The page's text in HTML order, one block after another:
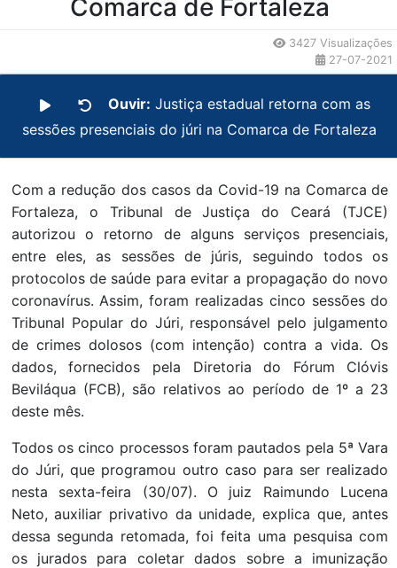
Comarca de Fortaleza
3427 Visualizações
27-07-2021
Ouvir: Justiça estadual retorna com as
sessões presenciais do júri na Comarca de Fortaleza
Com a redução dos casos da Covid-19 na Comarca de
Fortaleza, o Tribunal de Justiça do Ceará (TJCE)
autorizou o retorno de alguns serviços presenciais,
entre eles, as sessões de júris, seguindo todos os
protocolos de saúde para evitar a propagação do novo
coronavírus. Assim, foram realizadas cinco sessões do
Tribunal Popular do Júri, responsável pelo julgamento
de crimes dolosos (com intenção) contra a vida. Os
dados, fornecidos pela Diretoria do Fórum Clóvis
Beviláqua (FCB), são relativos ao período de 1º a 23
deste mês.
Todos os cinco processos foram pautados pela 5ª Vara
do Júri, que programou outro caso para ser realizado
nesta sexta-feira (30/07). O juiz Raimundo Lucena
Neto, auxiliar privativo da unidade, explica que, antes
dessa segunda retomada, foi feita uma pesquisa com
os jurados para coletar dados sobre a imunização